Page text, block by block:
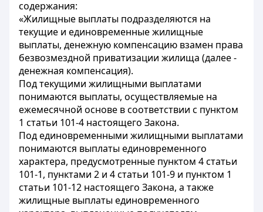
содержания:
«Жилищные выплаты подразделяются на
текущие и единовременные жилищные
выплаты, денежную компенсацию взамен права
безвозмездной приватизации жилища (далее -
денежная компенсация).
Под текущими жилищными выплатами
понимаются выплаты, осуществляемые на
ежемесячной основе в соответствии с пунктом
1 статьи 101-4 настоящего Закона.
Под единовременными жилищными выплатами
понимаются выплаты единовременного
характера, предусмотренные пунктом 4 статьи
101-1, пунктами 2 и 4 статьи 101-9 и пунктом 1
статьи 101-12 настоящего Закона, а также
жилищные выплаты единовременного